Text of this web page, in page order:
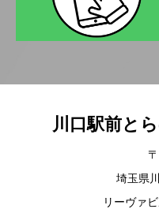
川口駅前と
埼玉県
リーヴァ